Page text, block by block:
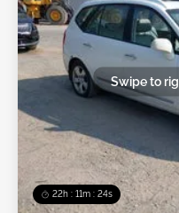
22h : 11m : 21s
Swipe to